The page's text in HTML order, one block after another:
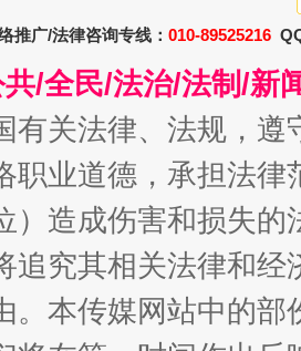
推广/法律咨询专线： 010-89525216
/全民/法治/法制/新
有关法律、法规，
职业道德，承担法
）造成伤害和损失
追究其相关法律和
。本传媒网站中的